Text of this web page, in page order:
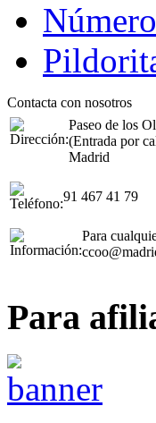
Contacta con nosotros
Paseo de los
(Entrada por
Madrid
91 467 41 79
Para
Para